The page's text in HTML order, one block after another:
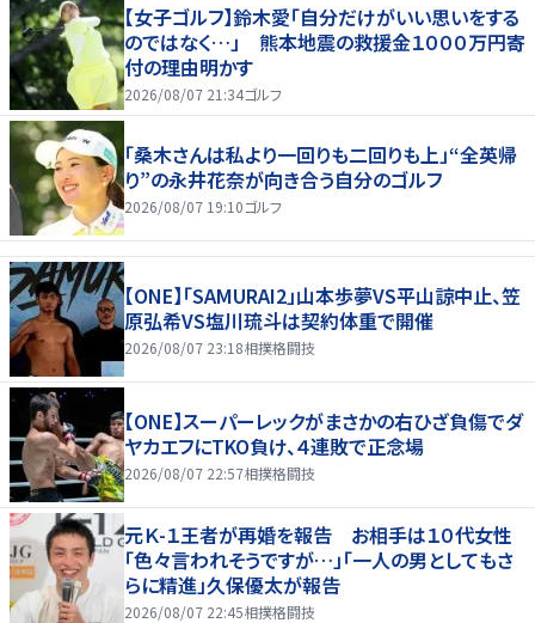
【女子ゴルフ】鈴木愛「自分だけがいい思いをする
のではなく…」 熊本地震の救援金１０００万円寄
付の理由明かす
2026/08/07 21:34ゴルフ
「桑木さんは私より一回りも二回りも上」“全英帰
り”の永井花奈が向き合う自分のゴルフ
2026/08/07 19:10ゴルフ
【ONE】「SAMURAI2」山本歩夢VS平山諒中止、笠
原弘希VS塩川琉斗は契約体重で開催
2026/08/07 23:18相撲格闘技
【ONE】スーパーレックがまさかの右ひざ負傷でダ
ヤカエフにTKO負け、４連敗で正念場
2026/08/07 22:57相撲格闘技
元Ｋ-１王者が再婚を報告 お相手は１０代女性
「色々言われそうですが…」「一人の男としてもさ
らに精進」久保優太が報告
2026/08/07 22:45相撲格闘技